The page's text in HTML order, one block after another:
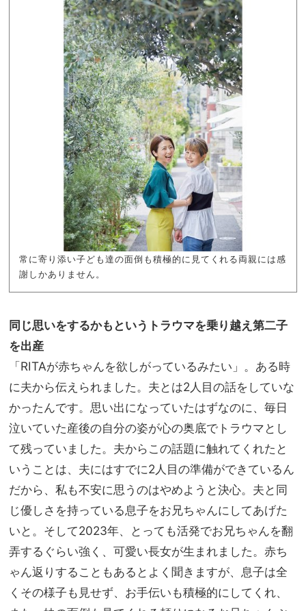
常に寄り添い子ども達の面倒も積極的に見てくれる両親には感
謝しかありません。
同じ思いをするかもというトラウマを乗り越え第二子
を出産
「RITAが赤ちゃんを欲しがっているみたい」。ある時
に夫から伝えられました。夫とは2人目の話をしていな
かったんです。思い出になっていたはずなのに、毎日
泣いていた産後の自分の姿が心の奥底でトラウマとし
て残っていました。夫からこの話題に触れてくれたと
いうことは、夫にはすでに2人目の準備ができているん
だから、私も不安に思うのはやめようと決心。夫と同
じ優しさを持っている息子をお兄ちゃんにしてあげた
いと。そして2023年、とっても活発でお兄ちゃんを翻
弄するぐらい強く、可愛い長女が生まれました。赤ち
ゃん返りすることもあるとよく聞きますが、息子は全
くその様子も見せず、お手伝いも積極的にしてくれ、